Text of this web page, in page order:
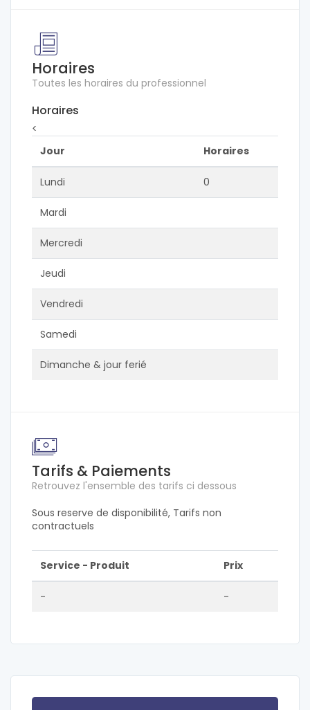
Horaires
Toutes les horaires du professionnel
Horaires
<
Jour
Horaires
Lundi 0
Mardi
Mercredi
Jeudi
Vendredi
Samedi
Dimanche & jour ferié
Tarifs & Paiements
Retrouvez l'ensemble des tarifs ci dessous
Sous reserve de disponibilité, Tarifs non
contractuels
Service - Produit Prix
- -